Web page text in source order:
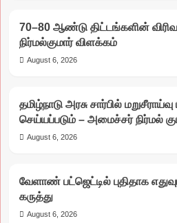
70–80 ஆண்டு திட்டங்களின்
நிர்மல்குமார் விளக்கம்
August 6, 2026
தமிழ்நாடு அரசு சார்பில்
செய்யப்படும் – அமைச்சர் நிர்மல்
August 6, 2026
வேளாண் பட்ஜெட்டில் புதிதாக
கருத்து
August 6, 2026